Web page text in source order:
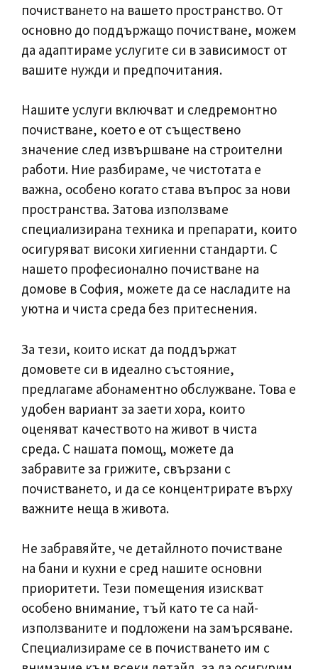
почистването на вашето пространство. От
основно до поддържащо почистване, можем
да адаптираме услугите си в зависимост от
вашите нужди и предпочитания.
Нашите услуги включват и следремонтно
почистване, което е от съществено
значение след извършване на строителни
работи. Ние разбираме, че чистотата е
важна, особено когато става въпрос за нови
пространства. Затова използваме
специализирана техника и препарати, които
осигуряват високи хигиенни стандарти. С
нашето професионално почистване на
домове в София, можете да се насладите на
уютна и чиста среда без притеснения.
За тези, които искат да поддържат
домовете си в идеално състояние,
предлагаме абонаментно обслужване. Това е
удобен вариант за заети хора, които
оценяват качеството на живот в чиста
среда. С нашата помощ, можете да
забравите за грижите, свързани с
почистването, и да се концентрирате върху
важните неща в живота.
Не забравяйте, че детайлното почистване
на бани и кухни е сред нашите основни
приоритети. Тези помещения изискват
особено внимание, тъй като те са най-
използваните и подложени на замърсяване.
Специализираме се в почистването им с